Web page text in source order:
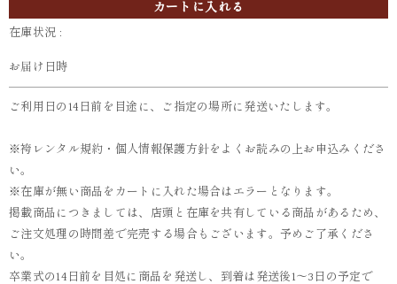
カートに入れる
在庫状況 :
お届け日時
ご利用日の14日前を目途に、ご指定の場所に発送いたします。
※袴レンタル規約・個人情報保護方針をよくお読みの上お申込みくださ
い。
※在庫が無い商品をカートに入れた場合はエラーとなります。
掲載商品につきましては、店頭と在庫を共有している商品があるため、
ご注文処理の時間差で完売する場合もございます。予めご了承くださ
い。
卒業式の14日前を目処に商品を発送し、到着は発送後1～3日の予定で